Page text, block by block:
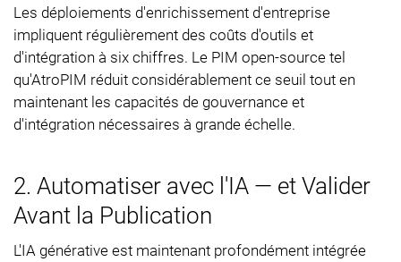
Les déploiements d'enrichissement d'entreprise
impliquent régulièrement des coûts d'outils et
d'intégration à six chiffres. Le PIM open-source tel
qu'AtroPIM réduit considérablement ce seuil tout en
maintenant les capacités de gouvernance et
d'intégration nécessaires à grande échelle.
2. Automatiser avec l'IA — et Valider
Avant la Publication
L'IA générative est maintenant profondément intégrée